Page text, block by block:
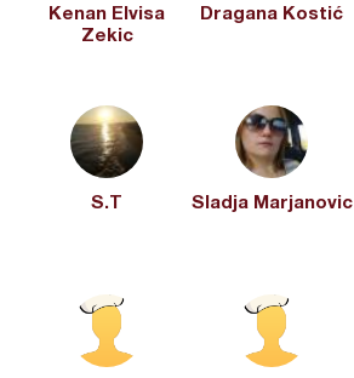
Kenan Elvisa
Zekic
Dragana Kostić
S.T Sladja Marjanovic